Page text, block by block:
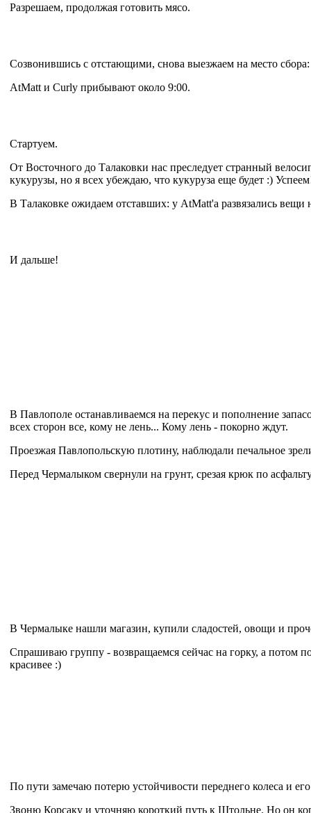
Разрешаем, продолжая готовить мясо.
Созвонившись с отстающими, снова выезжаем на место
AtMatt и Curly прибывают около 9:00.
Стартуем.
От Восточного до Талаковки нас преследует странный
кукурузы, но я всех убеждаю, что кукуруза еще будет :)
В Талаковке ожидаем отставших: у AtMatt'a развязались
И дальше!
В Павлополе останавливаемся на перекус и пополнение
всех сторон все, кому не лень... Кому лень - покорно ждут.
Проезжая Павлопольскую плотину, наблюдали печальное
Перед Чермалыком свернули на грунт, срезая крюк по
В Чермалыке нашли магазин, купили сладостей, овощи и
Спрашиваю группу - возвращаемся сейчас на горку, а потом
красивее :)
По пути замечаю потерю устойчивости переднего колеса и
Звоню Корсаку и уточняю короткий путь к Штольне. Но он